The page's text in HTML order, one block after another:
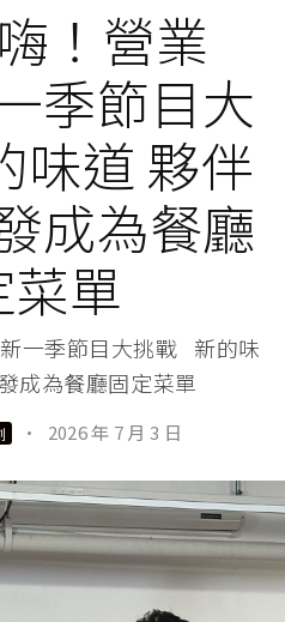
！營業
季節目大
道 夥伴
成為餐廳
菜單
一季節目大挑戰 新的味
成為餐廳固定菜單
· 2026 年 7 月 3 日